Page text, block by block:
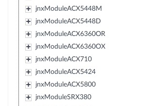
jnxModuleACX5448M
jnxModuleACX5448D
jnxModuleACX6360OR
jnxModuleACX6360OX
jnxModuleACX710
jnxModuleACX5424
jnxModuleACX5800
jnxModuleSRX380